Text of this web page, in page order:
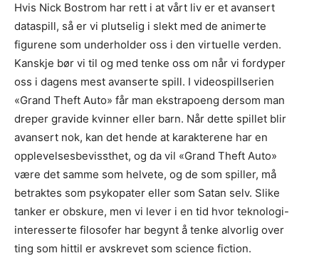
Hvis Nick Bostrom har rett i at vårt liv er et avansert
dataspill, så er vi plutselig i slekt med de animerte
figurene som underholder oss i den virtuelle verden.
Kanskje bør vi til og med tenke oss om når vi fordyper
oss i dagens mest avanserte spill. I videospillserien
«Grand Theft Auto» får man ekstrapoeng dersom man
dreper gravide kvinner eller barn. Når dette spillet blir
avansert nok, kan det hende at karakterene har en
opplevelsesbevissthet, og da vil «Grand Theft Auto»
være det samme som helvete, og de som spiller, må
betraktes som psykopater eller som Satan selv. Slike
tanker er obskure, men vi lever i en tid hvor teknologi-
interesserte filosofer har begynt å tenke alvorlig over
ting som hittil er avskrevet som science fiction.